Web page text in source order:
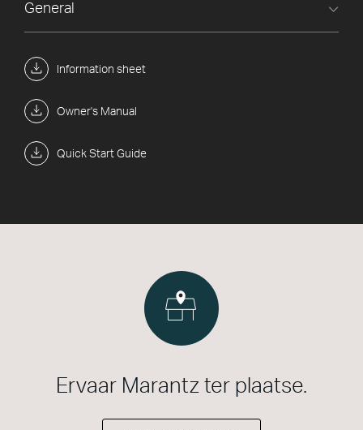
Information sheet
Owner's Manual
Quick Start Guide
General
Ervaar Marantz ter plaatse.